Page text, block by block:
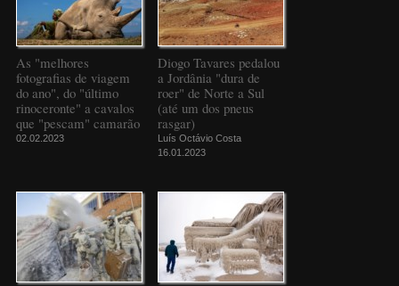
As "melhores
fotografias de viagem
do ano", do "último
rinoceronte" a cavalos
que "pescam" camarão
02.02.2023
Diogo Tavares pedalou
a Jordânia "dura de
roer" de Norte a Sul
(até um dos pneus
rasgar)
Luís Octávio Costa
16.01.2023